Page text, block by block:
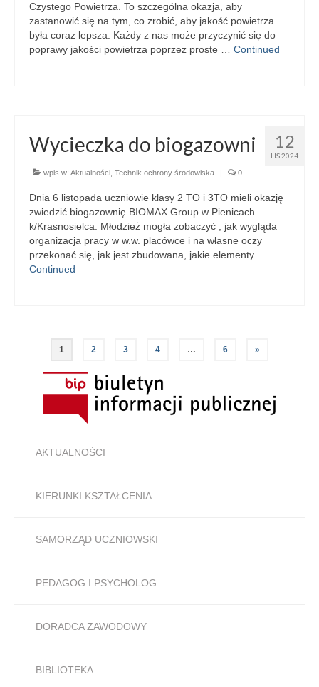
Czystego Powietrza. To szczególna okazja, aby
zastanowić się na tym, co zrobić, aby jakość powietrza
była coraz lepsza. Każdy z nas może przyczynić się do
poprawy jakości powietrza poprzez proste … Continued
12
LIS 2024
Wycieczka do biogazowni
wpis w: Aktualności Technik ochrony środowiska | 0
Dnia 6 listopada uczniowie klasy 2 TO i 3TO mieli okazję
zwiedzić biogazownię BIOMAX Group w Pienicach
k/Krasnosielca. Młodzież mogła zobaczyć , jak wygląda
organizacja pracy w w.w. placówce i na własne oczy
przekonać się, jak jest zbudowana, jakie elementy …
Continued
Stronicowanie
wpisów
1 2 3 4 … 6 »
AKTUALNOŚCI
KIERUNKI KSZTAŁCENIA
SAMORZĄD UCZNIOWSKI
PEDAGOG I PSYCHOLOG
DORADCA ZAWODOWY
BIBLIOTEKA